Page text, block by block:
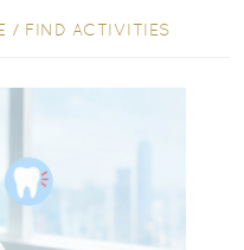
/ FIND ACTIVITIES